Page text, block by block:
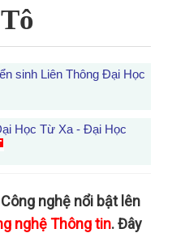
sinh Liên Thông Đại Học
Học Từ Xa - Đại Học
nghệ nổi bật lên
nghệ Thông tin. Đây